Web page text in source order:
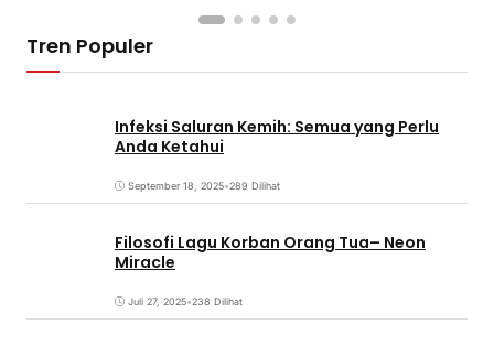
Tren Populer
Infeksi Saluran Kemih: Semua yang Perlu
Anda Ketahui
September 18, 2025•289 Dilihat
Filosofi Lagu Korban Orang Tua– Neon
Miracle
Juli 27, 2025•238 Dilihat